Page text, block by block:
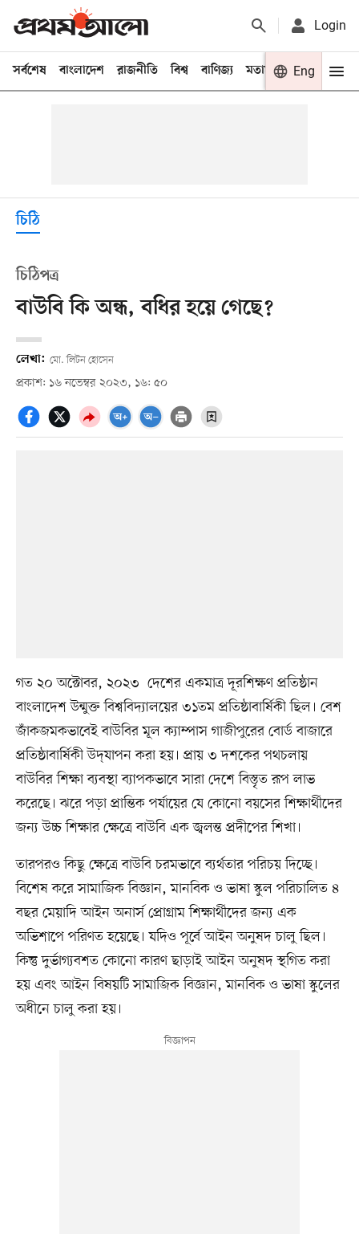
Login
সর্বশেষ বাংলাদেশ রাজনীতি বিশ্ব বাণিজ্য মতামত খেলা
Eng
চিঠি
চিঠিপত্র
বাউবি কি অন্ধ, বধির হয়ে গেছে?
লেখা: মো. লিটন হোসেন
প্রকাশ: ১৬ নভেম্বর ২০২৩, ১৬: ৫০
গত ২০ অক্টোবর, ২০২৩ দেশের একমাত্র দূরশিক্ষণ প্রতিষ্ঠান
বাংলাদেশ উন্মুক্ত বিশ্ববিদ্যালয়ের ৩১তম প্রতিষ্ঠাবার্ষিকী ছিল। বেশ
জাঁকজমকভাবেই বাউবির মূল ক্যাম্পাস গাজীপুরের বোর্ড বাজারে
প্রতিষ্ঠাবার্ষিকী উদ্‌যাপন করা হয়। প্রায় ৩ দশকের পথচলায়
বাউবির শিক্ষা ব্যবস্থা ব্যাপকভাবে সারা দেশে বিস্তৃত রূপ লাভ
করেছে। ঝরে পড়া প্রান্তিক পর্যায়ের যে কোনো বয়সের শিক্ষার্থীদের
জন্য উচ্চ শিক্ষার ক্ষেত্রে বাউবি এক জ্বলন্ত প্রদীপের শিখা।
তারপরও কিছু ক্ষেত্রে বাউবি চরমভাবে ব্যর্থতার পরিচয় দিচ্ছে।
বিশেষ করে সামাজিক বিজ্ঞান, মানবিক ও ভাষা স্কুল পরিচালিত ৪
বছর মেয়াদি আইন অনার্স প্রোগ্রাম শিক্ষার্থীদের জন্য এক
অভিশাপে পরিণত হয়েছে। যদিও পূর্বে আইন অনুষদ চালু ছিল।
কিন্তু দুর্ভাগ্যবশত কোনো কারণ ছাড়াই আইন অনুষদ স্থগিত করা
হয় এবং আইন বিষয়টি সামাজিক বিজ্ঞান, মানবিক ও ভাষা স্কুলের
অধীনে চালু করা হয়।